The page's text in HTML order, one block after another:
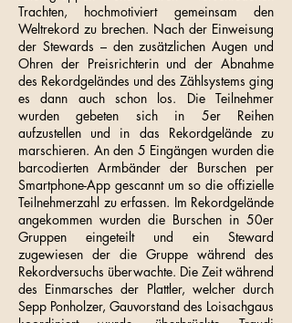
Trachten, hochmotiviert gemeinsam den
Weltrekord zu brechen. Nach der Einweisung
der Stewards – den zusätzlichen Augen und
Ohren der Preisrichterin und der Abnahme
des Rekordgeländes und des Zählsystems ging
es dann auch schon los. Die Teilnehmer
wurden gebeten sich in 5er Reihen
aufzustellen und in das Rekordgelände zu
marschieren. An den 5 Eingängen wurden die
barcodierten Armbänder der Burschen per
Smartphone-App gescannt um so die offizielle
Teilnehmerzahl zu erfassen. Im Rekordgelände
angekommen wurden die Burschen in 50er
Gruppen eingeteilt und ein Steward
zugewiesen der die Gruppe während des
Rekordversuchs überwachte. Die Zeit während
des Einmarsches der Plattler, welcher durch
Sepp Ponholzer, Gauvorstand des Loisachgaus